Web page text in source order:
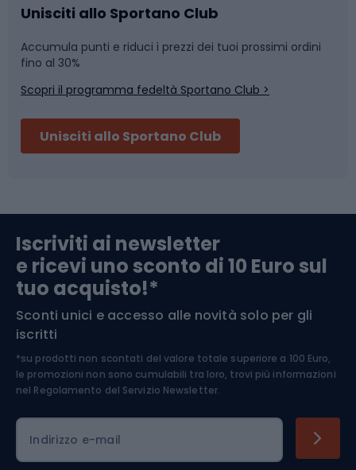
Caschi da ciclismo
Skitouring
Abbigliamento da escursionismo
Nuoto
Pattinaggio
Componenti per biciclette
Arrampicata
Medicina dello sport
Abbigliamento ciclistico
Unisciti allo Sportano Club
Accumula punti e riduci i prezzi dei tuoi prossimi ordini
fino al 30%
Scopri il programma fedeltà Sportano Club >
Unisciti allo Sportano Club
Iscriviti ai newsletter
e ricevi uno sconto di 10 Euro sul
tuo acquisto!*
Sconti unici e accesso alle novità solo per gli
iscritti
*su prodotti non scontati del valore totale superiore a 100 Euro,
le promozioni non sono cumulabili tra loro, trovi più informazioni
nel Regolamento del Servizio Newsletter.
Indirizzo e-mail